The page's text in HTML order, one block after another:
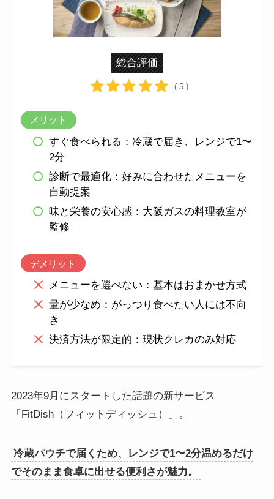
総合評価
( 5 )
メリット
すぐ食べられる：冷蔵で届き、レンジで1〜
2分
診断で最適化：好みに合わせたメニューを
自動提案
味と栄養の安心感：大阪ガスの料理教室が
監修
デメリット
メニューを選べない：基本はおまかせ方式
量が少なめ：がっつり食べたい人には不向
き
決済方法が限定的：現状クレカのみ対応
2023年9月にスタートした話題の新サービス
「FitDish（フィットディッシュ）」。
冷蔵パウチで届くため、レンジで1〜2分温めるだけ
でそのまま食卓に出せる便利さが魅力。